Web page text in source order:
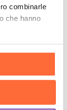
combinarle
che hanno
critico
Slack,
più
ma fatica